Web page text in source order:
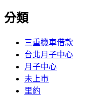
分類
三重機車借款
台北月子中心
月子中心
未上市
里約